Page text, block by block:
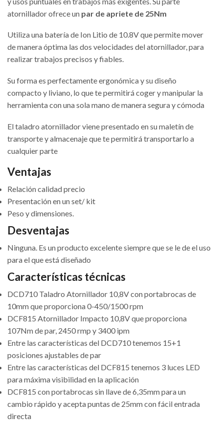
atornillador ofrece un par de apriete de 25Nm
Utiliza una batería de Ion Litio de 10.8V que permite mover
de manera óptima las dos velocidades del atornillador, para
realizar trabajos precisos y fiables.
Su forma es perfectamente ergonómica y su diseño
compacto y liviano, lo que te permitirá coger y manipular la
herramienta con una sola mano de manera segura y cómoda
El taladro atornillador viene presentado en su maletín de
transporte y almacenaje que te permitirá transportarlo a
cualquier parte
Ventajas
Relación calidad precio
Presentación en un set/ kit
Peso y dimensiones.
Desventajas
Ninguna. Es un producto excelente siempre que se le de el uso
para el que está diseñado
Características técnicas
DCD710 Taladro Atornillador 10,8V con portabrocas de
10mm que proporciona 0-450/1500 rpm
DCF815 Atornillador Impacto 10,8V que proporciona
107Nm de par, 2450 rmp y 3400 ipm
Entre las características del DCD710 tenemos 15+1
posiciones ajustables de par
Entre las características del DCF815 tenemos 3 luces LED
para máxima visibilidad en la aplicación
DCF815 con portabrocas sin llave de 6,35mm para un
cambio rápido y acepta puntas de 25mm con fácil entrada
directa